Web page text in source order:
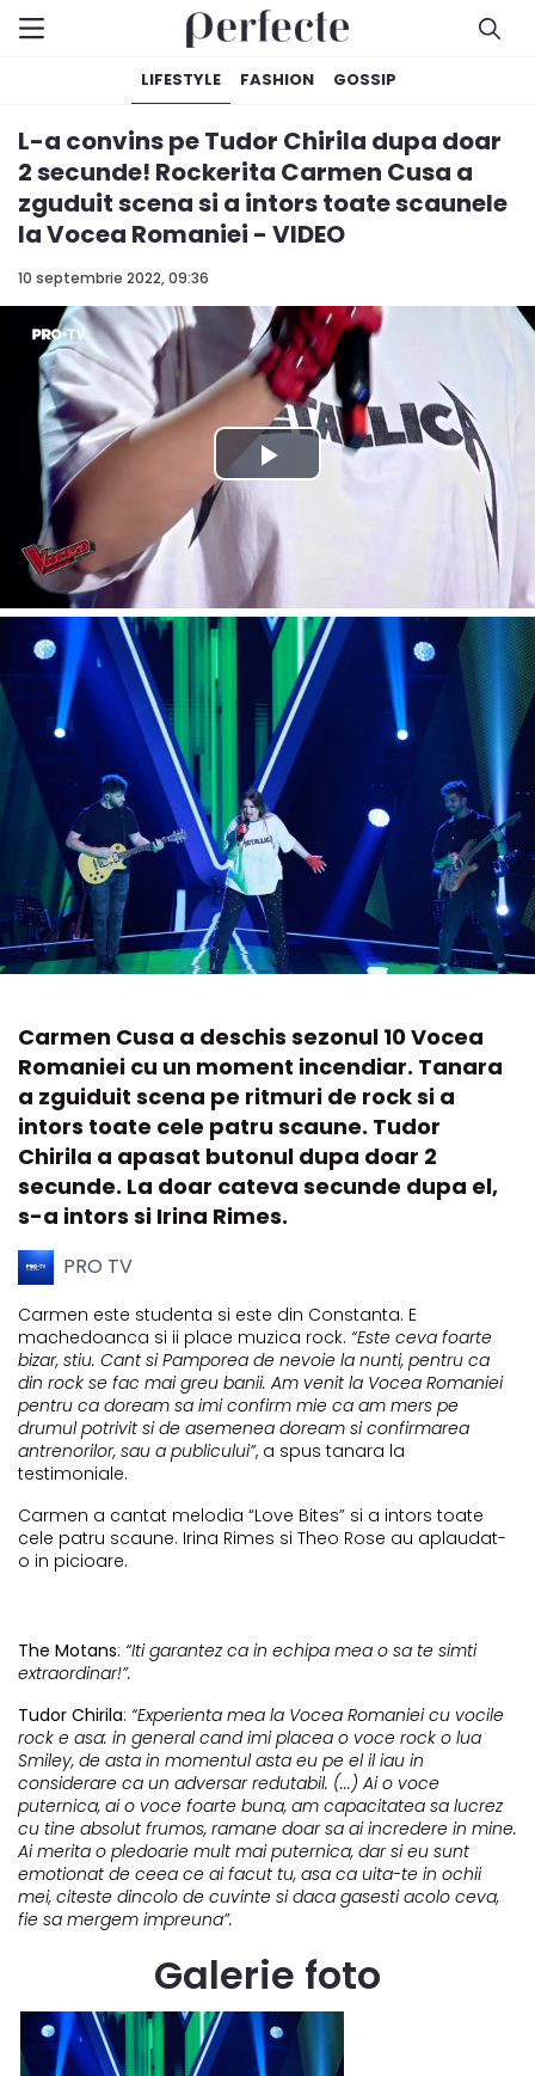
LIFESTYLE FASHION GOSSIP
10 septembrie 2022, 09:36
L-a convins pe Tudor Chirila dupa doar
2 secunde! Rockerita Carmen Cusa a
zguduit scena si a intors toate scaunele
la Vocea Romaniei - VIDEO
Carmen Cusa a deschis sezonul 10 Vocea
Romaniei cu un moment incendiar. Tanara
a zguiduit scena pe ritmuri de rock si a
intors toate cele patru scaune. Tudor
Chirila a apasat butonul dupa doar 2
secunde. La doar cateva secunde dupa el,
s-a intors si Irina Rimes.
PRO TV
Carmen este studenta si este din Constanta. E
machedoanca si ii place muzica rock. “Este ceva foarte
bizar, stiu. Cant si Pamporea de nevoie la nunti, pentru ca
din rock se fac mai greu banii. Am venit la Vocea Romaniei
pentru ca doream sa imi confirm mie ca am mers pe
drumul potrivit si de asemenea doream si confirmarea
antrenorilor, sau a publicului”, a spus tanara la
testimoniale.
Carmen a cantat melodia “Love Bites” si a intors toate
cele patru scaune. Irina Rimes si Theo Rose au aplaudat-
o in picioare.
The Motans: “Iti garantez ca in echipa mea o sa te simti
extraordinar!”.
Tudor Chirila: “Experienta mea la Vocea Romaniei cu vocile
rock e asa: in general cand imi placea o voce rock o lua
Smiley, de asta in momentul asta eu pe el il iau in
considerare ca un adversar redutabil. (...) Ai o voce
puternica, ai o voce foarte buna, am capacitatea sa lucrez
cu tine absolut frumos, ramane doar sa ai incredere in mine.
Ai merita o pledoarie mult mai puternica, dar si eu sunt
emotionat de ceea ce ai facut tu, asa ca uita-te in ochii
mei, citeste dincolo de cuvinte si daca gasesti acolo ceva,
fie sa mergem impreuna”.
Galerie foto